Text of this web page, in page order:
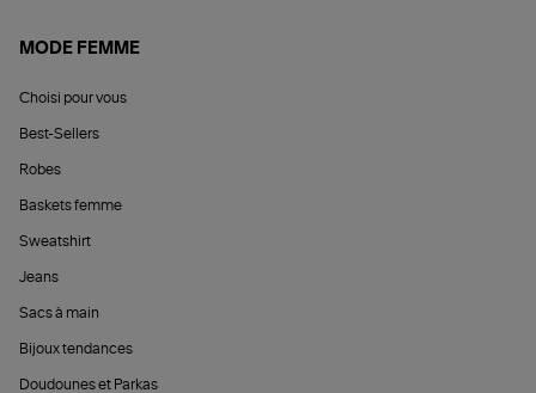
MODE FEMME
Choisi pour vous
Best-Sellers
Robes
Baskets femme
Sweatshirt
Jeans
Sacs à main
Bijoux tendances
Doudounes et Parkas